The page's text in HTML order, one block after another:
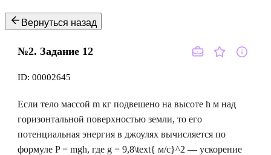
Вернуться назад
№2. Задание 12
ID: 00002645
Если тело массой m кг подвешено на высоте h м над
горизонтальной поверхностью земли, то его
потенциальная энергия в джоулях вычисляется по
формуле P = mgh, где g = 9,8\text{ м/с}^2 — ускорение